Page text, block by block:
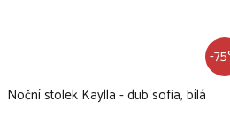
-
Noční stolek Kaylla - dub sofia, bílá